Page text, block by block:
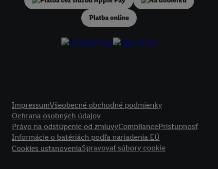
Platba online
ImpressumVšeobecné obchodné podmienky
Ochrana osobných údajov
Právo na odstúpenie od zmluvyCompliancePrístupnosť
Informácie o batériách podľa nariadenia EÚ
Cookies ustanoveniaSpravovať súbory cookie
podmienkach spracúvania osobných údajov.
Odmietnuť" môžete povoliť iba používanie
technológií. Kliknutím na "
Súhlasím" vyjadríte súhlas so spracúvaním
vyššie uvedené účely. Ďalšie informácie vrátane informácií o dobe